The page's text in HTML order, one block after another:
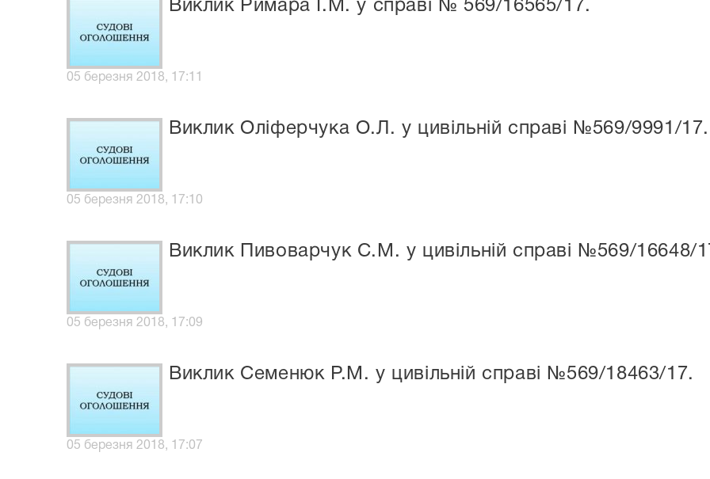
Виклик Римара І.М. у справі № 569/16565/17.
05 березня 2018, 17:11
Виклик Оліферчука О.Л. у цивільній справі №569/9991/17.
05 березня 2018, 17:10
Виклик Пивоварчук С.М. у цивільній справі №569/16648/
05 березня 2018, 17:09
Виклик Семенюк Р.М. у цивільній справі №569/18463/17.
05 березня 2018, 17:07